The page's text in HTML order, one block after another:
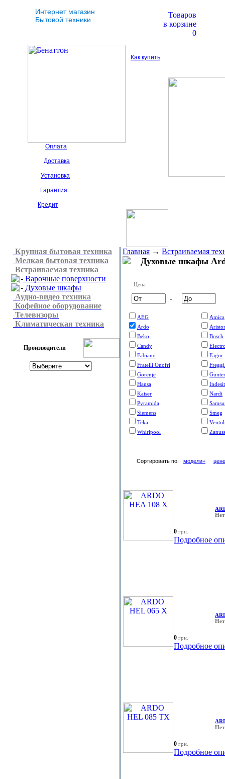
Интернет магазин
Бытовой техники
Товаров
в корзине
0
Как купить
Оплата
Доставка
Установка
Гарантия
Кредит
Крупная бытовая техника
Мелкая бытовая техника
Встраиваемая техника
Варочные поверхности
Духовые шкафы
Аудио-видео техника
Кофейное оборудование
Телевизоры
Климатическая техника
Производители
Главная → Встраиваемая
Духовые шкафы
Цена
-
AEG
Amica
Ardo
Beko
Bosch
Candy
Fabiano
Fagor
Fratelli Onofri
Gorenje
Hansa
Indesit
Kaiser
Nardi
Pyramida
Siemens
Smeg
Teka
Whirlpool
Сортировать по: модели+ цене
0 грн.
Подробное
0 грн.
Подробное
0 грн.
Подробное